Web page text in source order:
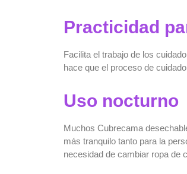
Practicidad
Facilita el trabajo de los
hace que el proceso de
Uso nocturno
Muchos Cubrecama
más tranquilo tanto para la
necesidad de cambiar ropa de